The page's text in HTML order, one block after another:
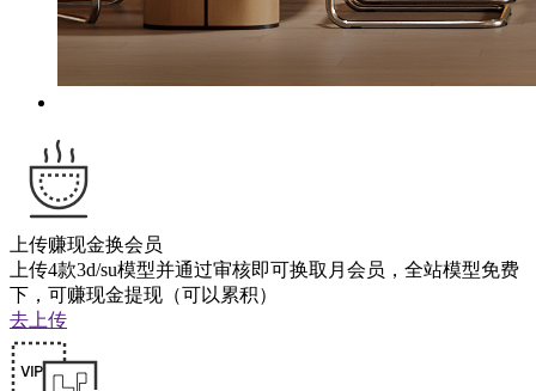
上传赚现金换会员
上传4款3d/su模型并通过审核即可换取月会员，全站模型免费
下，可赚现金提现（可以累积）
去上传